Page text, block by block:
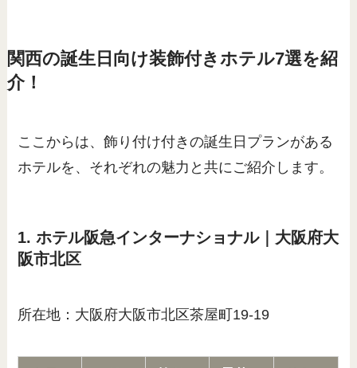
関西の誕生日向け装飾付きホテル7選を紹
介！
ここからは、飾り付け付きの誕生日プランがある
ホテルを、それぞれの魅力と共にご紹介します。
1. ホテル阪急インターナショナル｜大阪府大
阪市北区
所在地：大阪府大阪市北区茶屋町19-19